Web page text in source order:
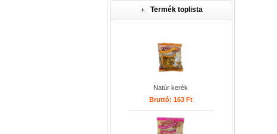
Termék toplista
Natúr kerék
Bruttó: 163 Ft